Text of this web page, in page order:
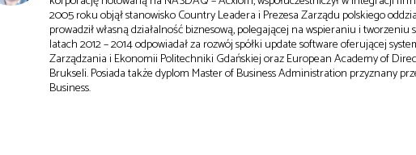
2005 roku objął stanowisko Country Leadera i Prezesa Zarządu polskiego
prowadził własną działalność biznesową, polegającej na wspieraniu i
latach 2012 – 2014 odpowiadał za rozwój spółki update software oferującej
Zarządzania i Ekonomii Politechniki Gdańskiej oraz European Academy of
Brukseli. Posiada także dyplom Master of Business Administration przyznany
Business.